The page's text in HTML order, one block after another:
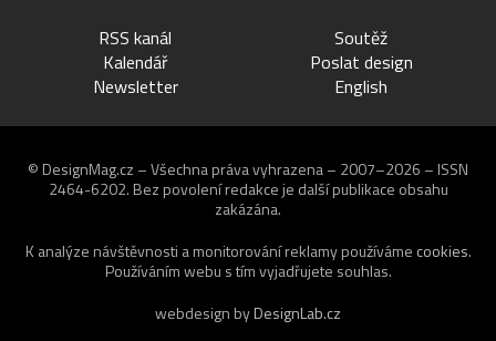
RSS kanál
Kalendář
Newsletter
Soutěž
Poslat design
English
© DesignMag.cz – Všechna práva vyhrazena – 2007–2026 – ISSN
2464-6202. Bez povolení redakce je další publikace obsahu
zakázána.
K analýze návštěvnosti a monitorování reklamy používáme cookies.
Používáním webu s tím vyjadřujete souhlas.
webdesign byDesignLab.cz